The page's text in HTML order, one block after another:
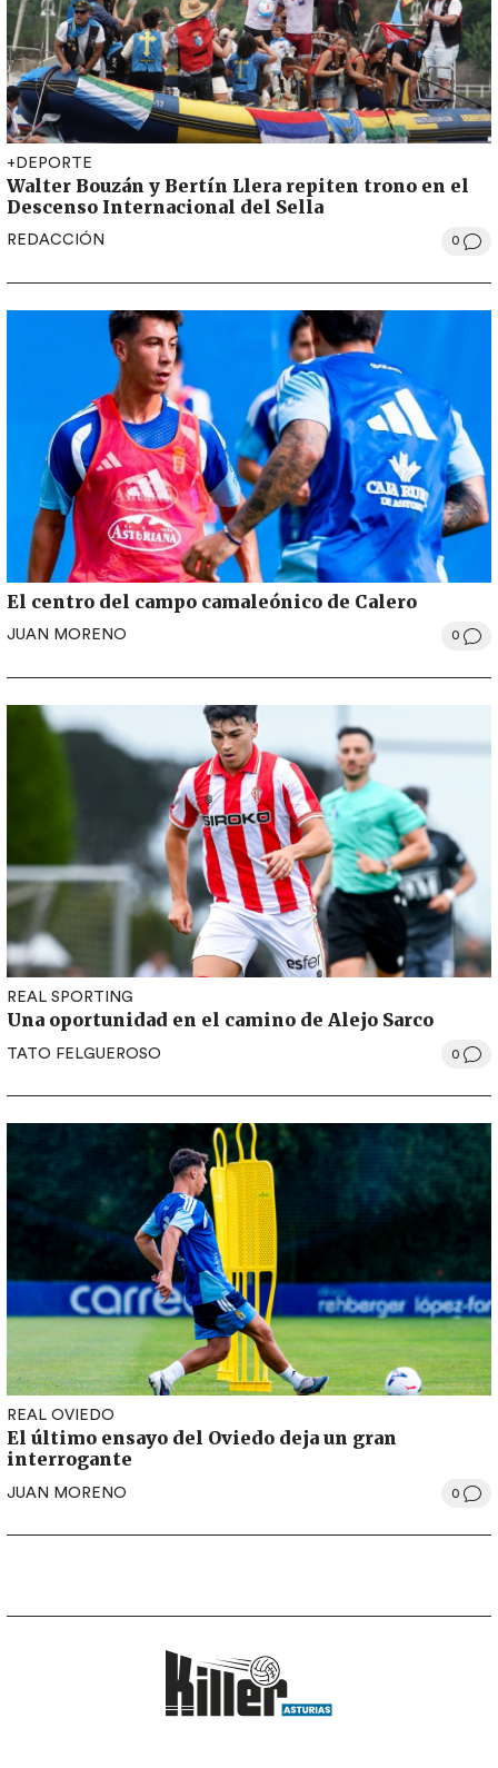
+DEPORTE
Walter Bouzán y Bertín Llera repiten trono en el
Descenso Internacional del Sella
REDACCIÓN 0
El centro del campo camaleónico de Calero
JUAN MORENO 0
REAL SPORTING
Una oportunidad en el camino de Alejo Sarco
TATO FELGUEROSO 0
REAL OVIEDO
El último ensayo del Oviedo deja un gran
interrogante
JUAN MORENO 0